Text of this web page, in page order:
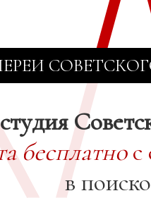
бесплатнос
в